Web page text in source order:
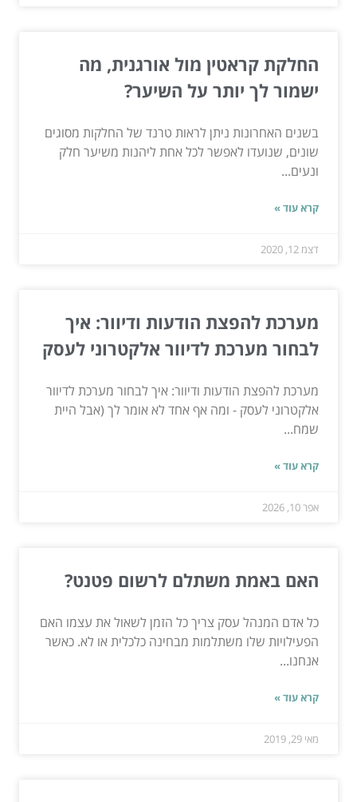
החלקת קראטין מול אורגנית, מה
ישמור לך יותר על השיער?
בשנים האחרונות ניתן לראות טרנד של החלקות מסוגים
שונים, שנועדו לאפשר לכל אחת ליהנות משיער חלק
ונעים...
קרא עוד »
דצמ 12, 2020
מערכת להפצת הודעות ודיוור: איך
לבחור מערכת לדיוור אלקטרוני לעסק
מערכת להפצת הודעות ודיוור: איך לבחור מערכת לדיוור
אלקטרוני לעסק - ומה אף אחד לא אומר לך (אבל היית
שמח...
קרא עוד »
אפר 10, 2026
האם באמת משתלם לרשום פטנט?
כל אדם המנהל עסק צריך כל הזמן לשאול את עצמו האם
הפעילויות שלו משתלמות מבחינה כלכלית או לא. כאשר
אנחנו...
קרא עוד »
מאי 29, 2019